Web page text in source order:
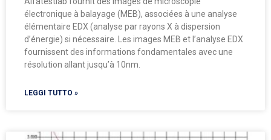
électronique à balayage (MEB), associées à une analyse
élémentaire EDX (analyse par rayons X à dispersion
d’énergie) si nécessaire. Les images MEB et l’analyse EDX
fournissent des informations fondamentales avec une
résolution allant jusqu’à 10nm.
LEGGI TUTTO »